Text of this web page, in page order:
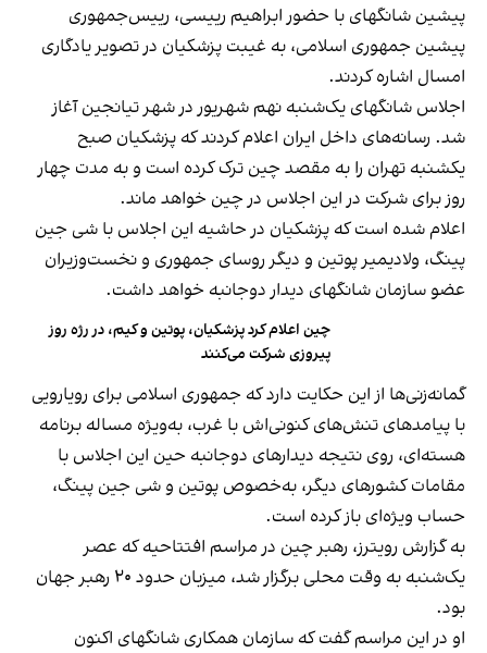
پیشین شانگهای با حضور ابراهیم رییسی، رییس‌جمهوری
پیشین جمهوری اسلامی، به غیبت پزشکیان در تصویر یادگاری
امسال اشاره کردند.
اجلاس شانگهای یک‌شنبه نهم شهریور در شهر تیانجین آغاز
شد. رسانه‌های داخل ایران اعلام کردند که پزشکیان صبح
یکشنبه تهران را به مقصد چین ترک کرده است و به مدت چهار
روز برای شرکت در این اجلاس در چین خواهد ماند.
اعلام شده است که پزشکیان در حاشیه این اجلاس با شی جین
پینگ، ولادیمیر پوتین و دیگر روسای جمهوری و نخست‌وزیران
عضو سازمان شانگهای دیدار دوجانبه خواهد داشت.
چین اعلام کرد پزشکیان، پوتین و کیم، در رژه روز
پیروزی شرکت می‌کنند
گمانه‌زنی‌ها از این حکایت دارد که جمهوری اسلامی برای رویارویی
با پیامدهای تنش‌های کنونی‌اش با غرب، به‌ویژه مساله برنامه
هسته‌ای، روی نتیجه دیدارهای دوجانبه حین این اجلاس با
مقامات کشورهای دیگر، به‌خصوص پوتین و شی جین پینگ،
حساب ویژه‌ای باز کرده است.
به گزارش رویترز، رهبر چین در مراسم افتتاحیه که عصر
یک‌شنبه به وقت محلی برگزار شد، میزبان حدود ۲۰ رهبر جهان
بود.
او در این مراسم گفت که سازمان همکاری شانگهای اکنون